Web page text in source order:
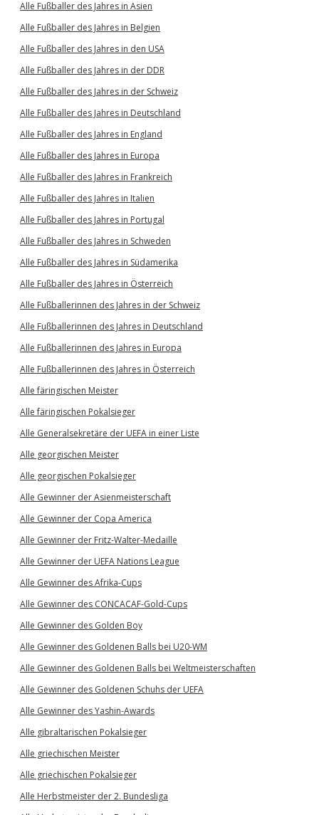
Alle Fußballer des Jahres in Asien
Alle Fußballer des Jahres in Belgien
Alle Fußballer des Jahres in den USA
Alle Fußballer des Jahres in der DDR
Alle Fußballer des Jahres in der Schweiz
Alle Fußballer des Jahres in Deutschland
Alle Fußballer des Jahres in England
Alle Fußballer des Jahres in Europa
Alle Fußballer des Jahres in Frankreich
Alle Fußballer des Jahres in Italien
Alle Fußballer des Jahres in Portugal
Alle Fußballer des Jahres in Schweden
Alle Fußballer des Jahres in Südamerika
Alle Fußballer des Jahres in Österreich
Alle Fußballerinnen des Jahres in der Schweiz
Alle Fußballerinnen des Jahres in Deutschland
Alle Fußballerinnen des Jahres in Europa
Alle Fußballerinnen des Jahres in Österreich
Alle färingischen Meister
Alle färingischen Pokalsieger
Alle Generalsekretäre der UEFA in einer Liste
Alle georgischen Meister
Alle georgischen Pokalsieger
Alle Gewinner der Asienmeisterschaft
Alle Gewinner der Copa America
Alle Gewinner der Fritz-Walter-Medaille
Alle Gewinner der UEFA Nations League
Alle Gewinner des Afrika-Cups
Alle Gewinner des CONCACAF-Gold-Cups
Alle Gewinner des Golden Boy
Alle Gewinner des Goldenen Balls bei U20-WM
Alle Gewinner des Goldenen Balls bei Weltmeisterschaften
Alle Gewinner des Goldenen Schuhs der UEFA
Alle Gewinner des Yashin-Awards
Alle gibraltarischen Pokalsieger
Alle griechischen Meister
Alle griechischen Pokalsieger
Alle Herbstmeister der 2. Bundesliga